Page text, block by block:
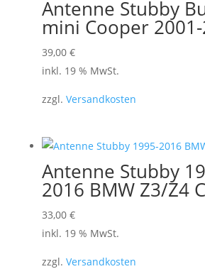
Antenne Stubby
mini Cooper
39,00 €
inkl. 19 % MwSt.
zzgl. Versandkosten
Antenne Stubby
2016 BMW Z3/Z4
33,00 €
inkl. 19 % MwSt.
zzgl. Versandkosten